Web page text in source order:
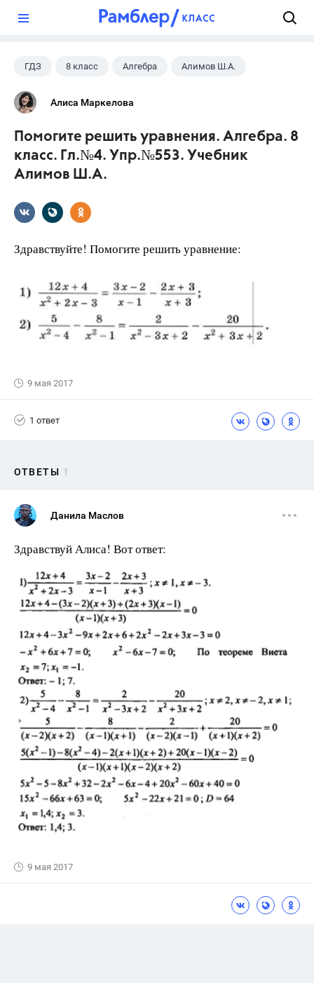
ГДЗ 8 класс Алгебра Алимов Ш.А.
Алиса Маркелова
Помогите решить уравнения. Алгебра. 8
класс. Гл.№4. Упр.№553. Учебник
Алимов Ш.А.
Здравствуйте! Помогите решить уравнение:
9 мая 2017
1 ответ
ОТВЕТЫ 1
Данила Маслов
Здравствуй Алиса! Вот ответ:
9 мая 2017